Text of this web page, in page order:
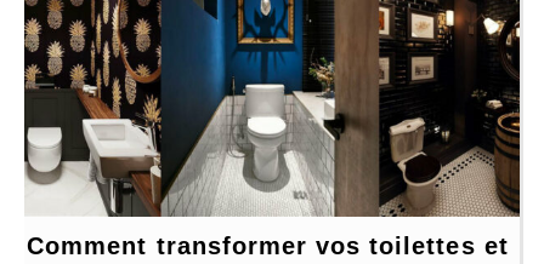
Comment transformer vos toilettes et